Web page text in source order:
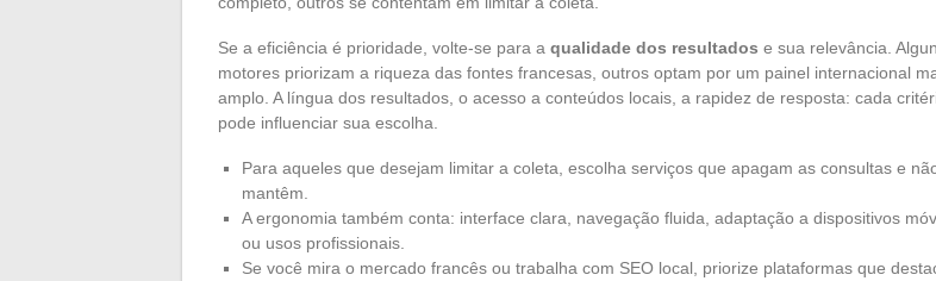
Se a eficiência é prioridade, volte-se para a qualidade dos resultados e sua relevância.
motores priorizam a riqueza das fontes francesas, outros optam por um painel internacional
amplo. A língua dos resultados, o acesso a conteúdos locais, a rapidez de resposta: cada
pode influenciar sua escolha.
Para aqueles que desejam limitar a coleta, escolha serviços que apagam as consultas e
mantêm.
A ergonomia também conta: interface clara, navegação fluida, adaptação a dispositivos
ou usos profissionais.
Se você mira o mercado francês ou trabalha com SEO local, priorize plataformas que